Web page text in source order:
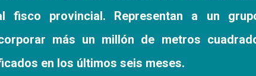
fisco provincial. Representan a un
más un millón de metros
en los últimos seis meses.